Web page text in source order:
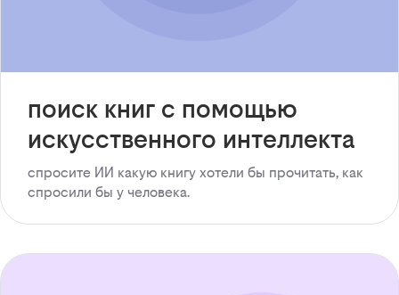
поиск книг с помощью
искусственного интеллекта
спросите ИИ какую книгу хотели бы прочитать, как
спросили бы у человека.